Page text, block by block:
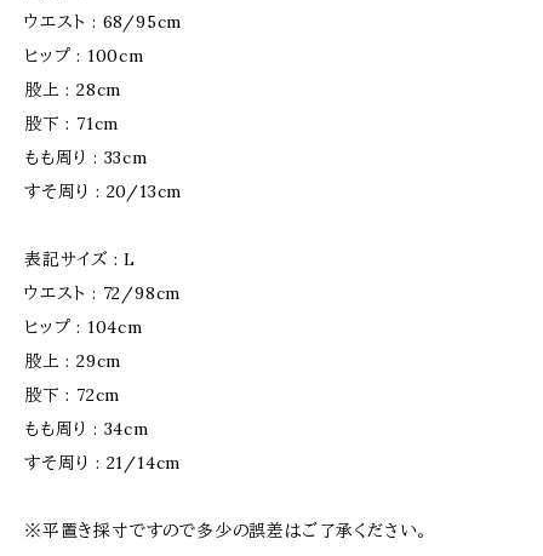
ウエスト : 68/95cm
ヒップ : 100cm
股上 : 28cm
股下 : 71cm
もも周り : 33cm
すそ周り : 20/13cm
表記サイズ : L
ウエスト : 72/98cm
ヒップ : 104cm
股上 : 29cm
股下 : 72cm
もも周り : 34cm
すそ周り : 21/14cm
※平置き採寸ですので多少の誤差はご了承ください。